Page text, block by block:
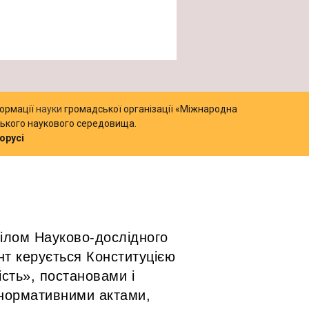
науки громадської організації «Міжнародна
наукового середовища.
Науково-дослідного
керується Конституцією
постановами і
актами,